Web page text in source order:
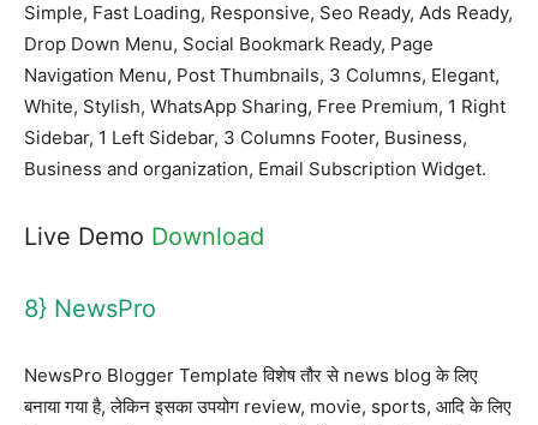
Simple, Fast Loading, Responsive, Seo Ready, Ads Ready,
Drop Down Menu, Social Bookmark Ready, Page
Navigation Menu, Post Thumbnails, 3 Columns, Elegant,
White, Stylish, WhatsApp Sharing, Free Premium, 1 Right
Sidebar, 1 Left Sidebar, 3 Columns Footer, Business,
Business and organization, Email Subscription Widget.
Live Demo Download
8} NewsPro
NewsPro Blogger Template विशेष तौर से news blog के लिए
बनाया गया है, लेकिन इसका उपयोग review, movie, sports, आदि के लिए